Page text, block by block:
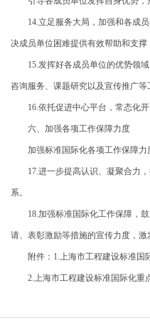
14.立足服务大局，加强和各成员
决成员单位困难提供有效帮助和支
15.发挥好各成员单位的优势领域
咨询服务、课题研究以及宣传推广等
16.依托促进中心平台，常态化开
六、加强各项工作保障力度
加强标准国际化各项工作保障力
17.进一步提高认识、凝聚合力，
系。
18.加强标准国际化工作保障，鼓
请、表彰激励等措施的宣传力度，
附件：1.上海市工程建设标准国
2.上海市工程建设标准国际化重